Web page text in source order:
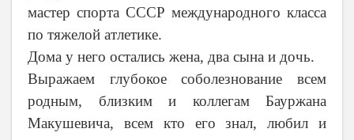
мастер спорта СССР международного класса
по тяжелой атлетике.
Дома у него остались жена, два сына и дочь.
Выражаем глубокое соболезнование всем
родным, близким и коллегам Бауржана
Макушевича, всем кто его знал, любил и